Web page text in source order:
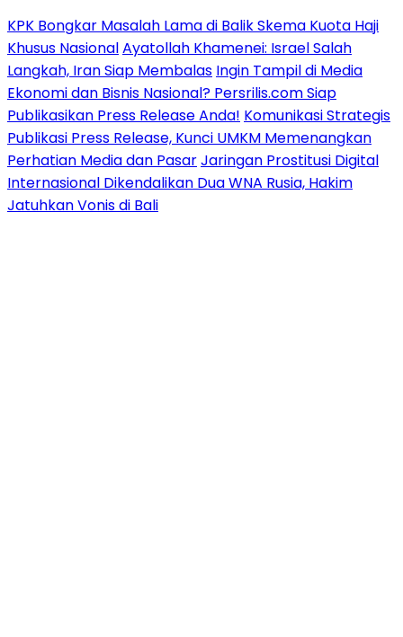
KPK Bongkar Masalah Lama di Balik Skema Kuota Haji
Khusus NasionalAyatollah Khamenei: Israel Salah
Langkah, Iran Siap Membalas Ingin Tampil di Media
Ekonomi dan Bisnis Nasional? Persrilis.com Siap
Publikasikan Press Release Anda! Komunikasi Strategis
Publikasi Press Release, Kunci UMKM Memenangkan
Perhatian Media dan PasarJaringan Prostitusi Digital
Internasional Dikendalikan Dua WNA Rusia, Hakim
Jatuhkan Vonis di Bali